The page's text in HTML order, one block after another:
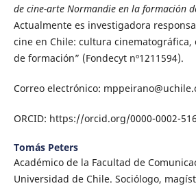
de cine-arte Normandie en la formación
Actualmente es investigadora
cine en Chile: cultura cinematográfica,
de formación” (Fondecyt nº1211594).
Correo electrónico:
ORCID: https://orcid.org/0000-0002-
Tomás Peters
Académico de la Facultad de
Universidad de Chile. Sociólogo,